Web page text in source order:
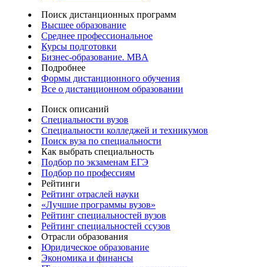
Поиск дистанционных программ
Высшее образование
Среднее профессиональное
Курсы подготовки
Бизнес-образование. MBA
Подробнее
Формы дистанционного обучения
Все о дистанционном образовании
Поиск описаний
Специальности вузов
Специальности колледжей и техникумов
Поиск вуза по специальности
Как выбрать специальность
Подбор по экзаменам ЕГЭ
Подбор по профессиям
Рейтинги
Рейтинг отраслей науки
«Лучшие программы вузов»
Рейтинг специальностей вузов
Рейтинг специальностей ссузов
Отрасли образования
Юридическое образование
Экономика и финансы